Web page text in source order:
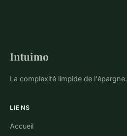
Intuimo
La complexité limpide de l'épargne.
LIENS
Accueil